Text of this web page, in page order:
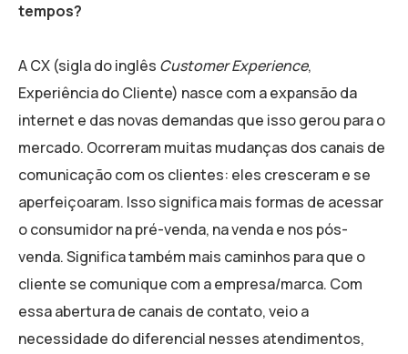
tempos?
A CX (sigla do inglês Customer Experience,
Experiência do Cliente) nasce com a expansão da
internet e das novas demandas que isso gerou para o
mercado. Ocorreram muitas mudanças dos canais de
comunicação com os clientes: eles cresceram e se
aperfeiçoaram. Isso significa mais formas de acessar
o consumidor na pré-venda, na venda e nos pós-
venda. Significa também mais caminhos para que o
cliente se comunique com a empresa/marca. Com
essa abertura de canais de contato, veio a
necessidade do diferencial nesses atendimentos,